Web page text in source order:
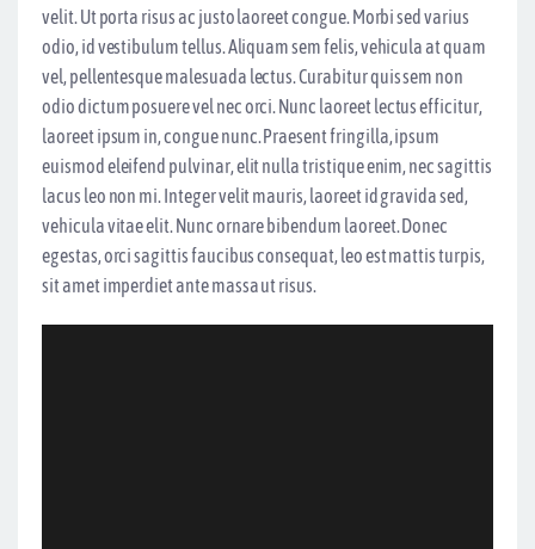
velit. Ut porta risus ac justo laoreet congue. Morbi sed varius
odio, id vestibulum tellus. Aliquam sem felis, vehicula at quam
vel, pellentesque malesuada lectus. Curabitur quis sem non
odio dictum posuere vel nec orci. Nunc laoreet lectus efficitur,
laoreet ipsum in, congue nunc. Praesent fringilla, ipsum
euismod eleifend pulvinar, elit nulla tristique enim, nec sagittis
lacus leo non mi. Integer velit mauris, laoreet id gravida sed,
vehicula vitae elit. Nunc ornare bibendum laoreet. Donec
egestas, orci sagittis faucibus consequat, leo est mattis turpis,
sit amet imperdiet ante massa ut risus.